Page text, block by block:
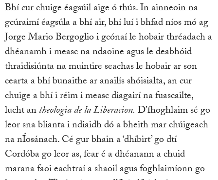
Bhí cur chuige éagsúil aige ó thús. In ainneoin na
gcúraimí éagsúla a bhí air, bhí luí i bhfad níos mó ag
Jorge Mario Bergoglio i gcónaí le hobair thréadach a
dhéanamh i measc na ndaoine agus le deabhóid
thraidisiúnta na muintire seachas le hobair ar son
cearta a bhí bunaithe ar anailís shóisialta, an cur
chuige a bhí i réim i measc diagairí na fuascailte,
lucht antheologia de la Liberacion. D’fhoghlaim sé go
leor sna blianta i ndiaidh dó a bheith mar chúigeach
na nÍosánach. Cé gur bhain a ‘dhíbirt’ go dtí
Cordóba go leor as, fear é a dhéanann a chuid
marana faoi eachtraí a shaoil agus foghlaimíonn go